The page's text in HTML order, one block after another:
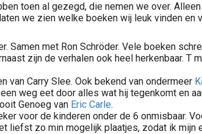
toen al gezegd, die nemen we over.
we zien welke boeken wij leuk vinden en
Samen met Ron Schröder. Vele boeken
zijn de verhalen ook heel herkenbaar.
van Carry Slee. Ook bekend van ondermeer
weg eet door alles wat hij tegenkomt en
Genoeg van Eric Carle.
voor de kinderen onder de 6 onmisbaar.
liefst zo min mogelijk plaatjes, zodat ik mijn